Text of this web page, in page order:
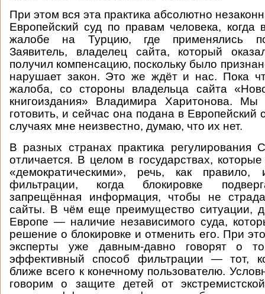
При этом вся эта практика абсолютно
Европейский суд по правам человека,
жалобе на Турцию, где применялись
Заявитель, владелец сайта, который
получил компенсацию, поскольку было
нарушает закон. Это же ждёт и нас. Пока
жалоба, со стороны владельца сайта
книгоиздания» Владимира Харитонова.
готовить, и сейчас она подана в Европейский
случаях мне неизвестно, думаю, что их нет.
В разных странах практика регулирования
отличается. В целом в государствах,
«демократическими», речь, как
фильтрации, когда блокировке
запрещённая информация, чтобы не
сайты. В чём еще преимущество ситуации,
Европе — наличие независимого суда,
решение о блокировке и отменить его. При
эксперты уже давным-давно говорят о
эффективный способ фильтрации — тот,
ближе всего к конечному пользователю.
говорим о защите детей от